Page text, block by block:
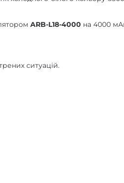
ARB-L18-4000 на 4000
ситуацій.